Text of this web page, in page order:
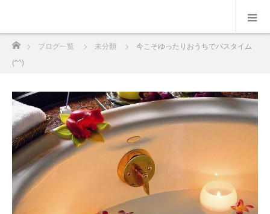
ブログ一覧 未分類
今こそゆったりおうちでバスタイム
(^^)